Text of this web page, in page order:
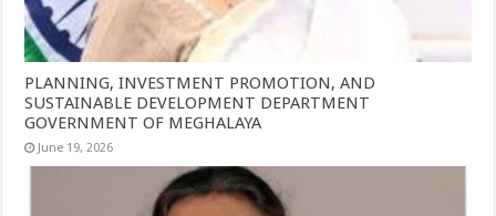
PLANNING, INVESTMENT PROMOTION, AND
SUSTAINABLE DEVELOPMENT DEPARTMENT
GOVERNMENT OF MEGHALAYA
June 19, 2026